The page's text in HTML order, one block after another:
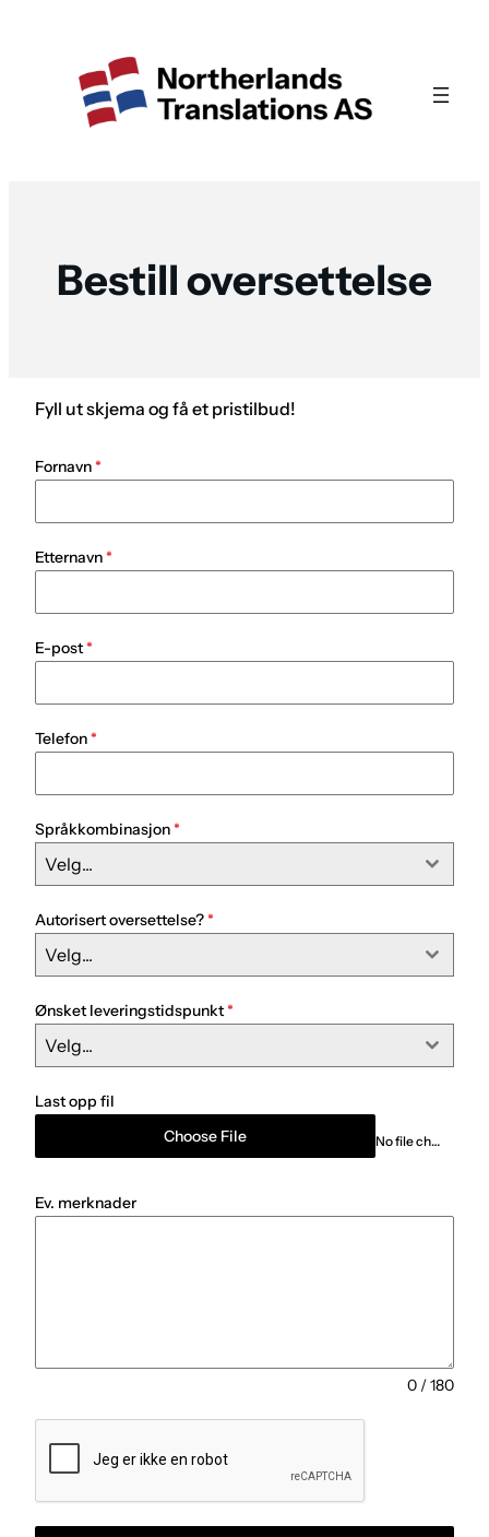
Bestill oversettelse
Fyll ut skjema og få et pristilbud!
Fornavn*
Etternavn*
E-post*
Telefon*
Språkkombinasjon*
Velg...
Autorisert oversettelse?*
Velg...
Ønsket leveringstidspunkt*
Velg...
Last opp fil
Choose File
No file chosen
Ev. merknader
0 / 180